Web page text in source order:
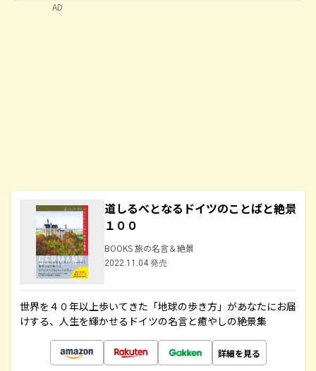
道しるべとなるドイツのことばと絶景
１００
BOOKS 旅の名言＆絶景
2022.11.04 発売
世界を４０年以上歩いてきた「地球の歩き方」があなたにお届
けする、人生を輝かせるドイツの名言と癒やしの絶景集
詳細を見る
AD